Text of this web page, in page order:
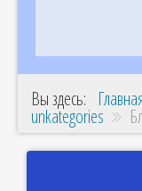
Вы здесь:
unkategories